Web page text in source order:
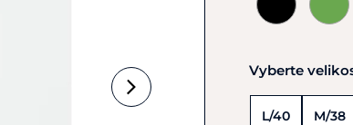
Vyberte
L/40 M/38